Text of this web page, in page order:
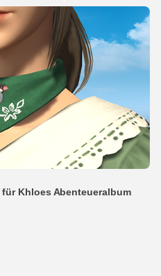
Khloes Abenteueralbum